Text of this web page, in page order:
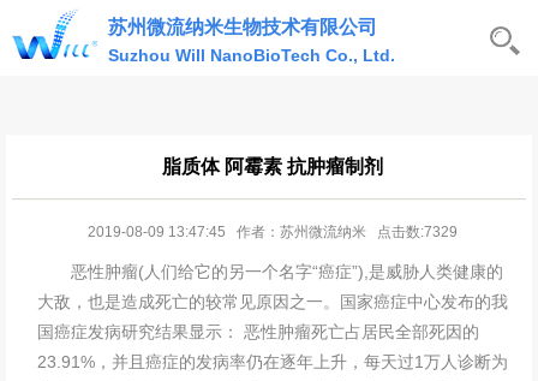
苏州微流纳米生物技术有限公司
Suzhou Will NanoBioTech Co., Ltd.
脂质体 阿霉素 抗肿瘤制剂
2019-08-09 13:47:45 作者：苏州微流纳米 点击数:7329
恶性肿瘤(人们给它的另一个名字“癌症”),是威胁人类健康的
大敌，也是造成死亡的较常见原因之一。国家癌症中心发布的我
国癌症发病研究结果显示： 恶性肿瘤死亡占居民全部死因的
23.91%，并且癌症的发病率仍在逐年上升，每天过1万人诊断为